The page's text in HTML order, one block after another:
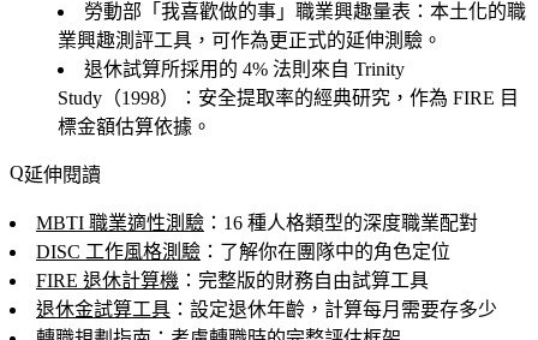
勞動部「我喜歡做的事」職業興趣量表 ：本土化的職
業興趣測評工具，可作為更正式的延伸測驗。
退休試算所採用的 4% 法則來自 Trinity
Study（1998）
：安全提取率的經典研究，作為 FIRE 目
標金額估算依據。
延伸閱讀
MBTI 職業適性測驗 ：16 種人格類型的深度職業配對
DISC 工作風格測驗 ：了解你在團隊中的角色定位
FIRE 退休計算機 ：完整版的財務自由試算工具
退休金試算工具 ：設定退休年齡，計算每月需要存多少